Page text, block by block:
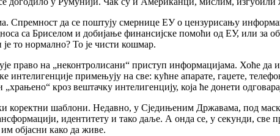
Спремност да се поштују смернице ЕУ о цензурисању
са Бриселом и добијање финансијске помоћи од ЕУ, или за
то нормално? То је чисти кошмар.
право на „неконтролисани“ приступ информацијама. Хоће да
примењују на све: кућне апарате, гаџете,
кроз вештачку интелигенцију, која ће донети
коректни шаблони. Недавно, у Сједињеним Државама, под
идентитету и тако даље. А онда се, у секунди, све
објасни како да живе.